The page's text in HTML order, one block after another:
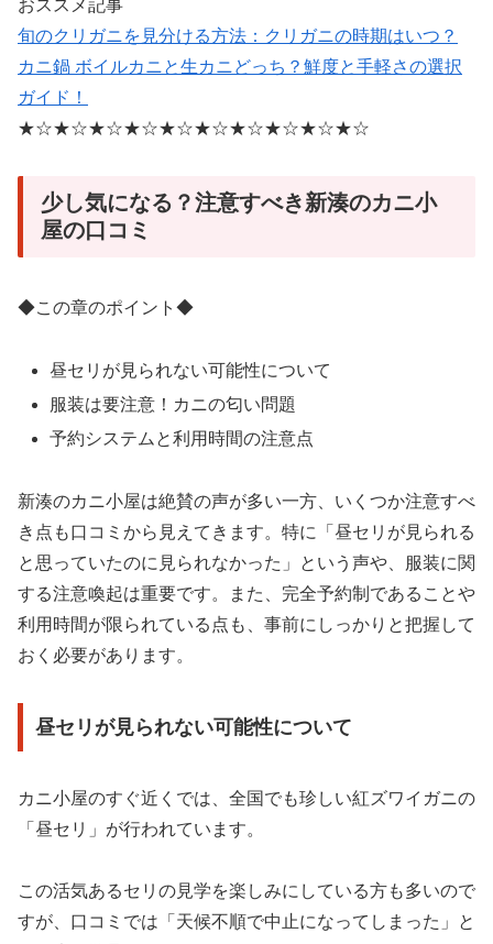
おススメ記事
旬のクリガニを見分ける方法：クリガニの時期はいつ？
カニ鍋 ボイルカニと生カニどっち？鮮度と手軽さの選択
ガイド！
★☆★☆★☆★☆★☆★☆★☆★☆★☆★☆
少し気になる？注意すべき新湊のカニ小
屋の口コミ
◆この章のポイント◆
昼セリが見られない可能性について
服装は要注意！カニの匂い問題
予約システムと利用時間の注意点
新湊のカニ小屋は絶賛の声が多い一方、いくつか注意すべ
き点も口コミから見えてきます。特に「昼セリが見られる
と思っていたのに見られなかった」という声や、服装に関
する注意喚起は重要です。また、完全予約制であることや
利用時間が限られている点も、事前にしっかりと把握して
おく必要があります。
昼セリが見られない可能性について
カニ小屋のすぐ近くでは、全国でも珍しい紅ズワイガニの
「昼セリ」が行われています。
この活気あるセリの見学を楽しみにしている方も多いので
すが、口コミでは「天候不順で中止になってしまった」と